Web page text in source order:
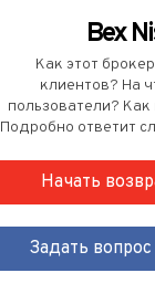
Bex
Как этот
клиентов? На
пользователи? Как
Подробно ответит
Начать
Задать